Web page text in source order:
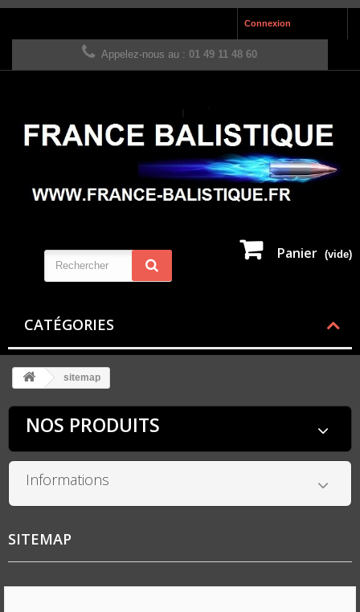
Connexion
Appelez-nous au : 01 49 11 48 60
Panier (vide)
CATÉGORIES
sitemap
NOS PRODUITS
Informations
SITEMAP